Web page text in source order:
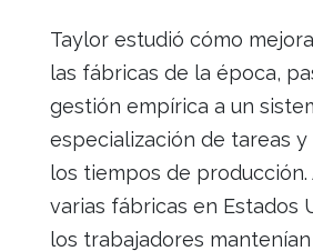
Taylor estudió cómo
las fábricas de la época,
gestión empírica a un
especialización de tareas
los tiempos de producción.
varias fábricas en Estados
los trabajadores